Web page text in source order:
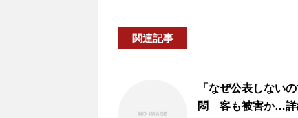
関連記事
「なぜ公表しない
悶 客も被害か…詳